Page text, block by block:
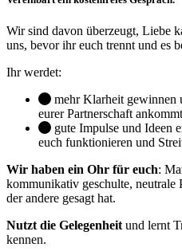
Wir sind davon überzeugt, Liebe
uns, bevor ihr euch trennt und es
Ihr werdet:
mehr Klarheit gewinnen
eurer Partnerschaft
gute Impulse und Ideen
euch funktionieren und
Wir haben ein Ohr für euch:
kommunikativ geschulte, neutrale
der andere gesagt hat.
Nutzt die Gelegenheit und lernt
kennen.